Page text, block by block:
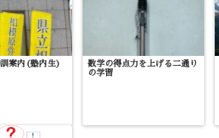
案内(塾内生)
数学の得点力を上げる二通り
の学習